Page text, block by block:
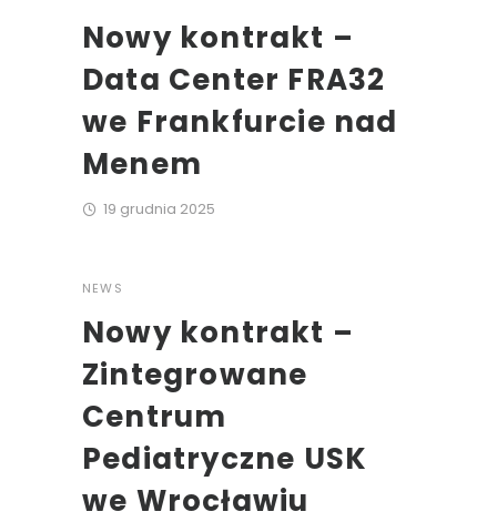
Nowy kontrakt –
Data Center FRA32
we Frankfurcie nad
Menem
19 grudnia 2025
NEWS
Nowy kontrakt –
Zintegrowane
Centrum
Pediatryczne USK
we Wrocławiu